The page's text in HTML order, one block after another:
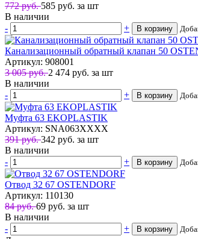
772 руб.585 руб. за шт
В наличии
-
+ В корзину
Канализационный обратный клапан 50
Артикул: 908001
3 005 руб.2 474 руб. за шт
В наличии
-
+ В корзину
Муфта 63 EKOPLASTIK
Артикул: SNA063XXXX
391 руб.342 руб. за шт
В наличии
-
+ В корзину
Отвод 32 67 OSTENDORF
Артикул: 110130
84 руб.69 руб. за шт
В наличии
-
+ В корзину